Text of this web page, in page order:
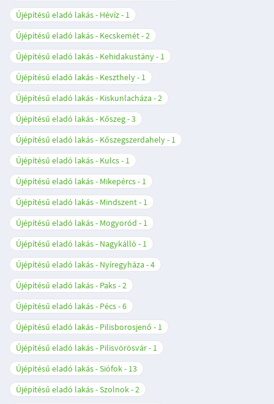
Újépítésű eladó lakás - Hévíz
1
Újépítésű eladó lakás - Kecskemét 2
Újépítésű eladó lakás - Kehidakustány
1
Újépítésű eladó lakás - Keszthely
1
Újépítésű eladó lakás - Kiskunlacháza 2
Újépítésű eladó lakás - Kőszeg 3
Újépítésű eladó lakás - Kőszegszerdahely
1
Újépítésű eladó lakás - Kulcs
1
Újépítésű eladó lakás - Mikepércs
1
Újépítésű eladó lakás - Mindszent
1
Újépítésű eladó lakás - Mogyoród
1
Újépítésű eladó lakás - Nagykálló
1
Újépítésű eladó lakás - Nyíregyháza 4
Újépítésű eladó lakás - Paks 2
Újépítésű eladó lakás - Pécs 6
Újépítésű eladó lakás - Pilisborosjenő
1
Újépítésű eladó lakás - Pilisvörösvár
1
Újépítésű eladó lakás - Siófok
13
Újépítésű eladó lakás - Szolnok 2